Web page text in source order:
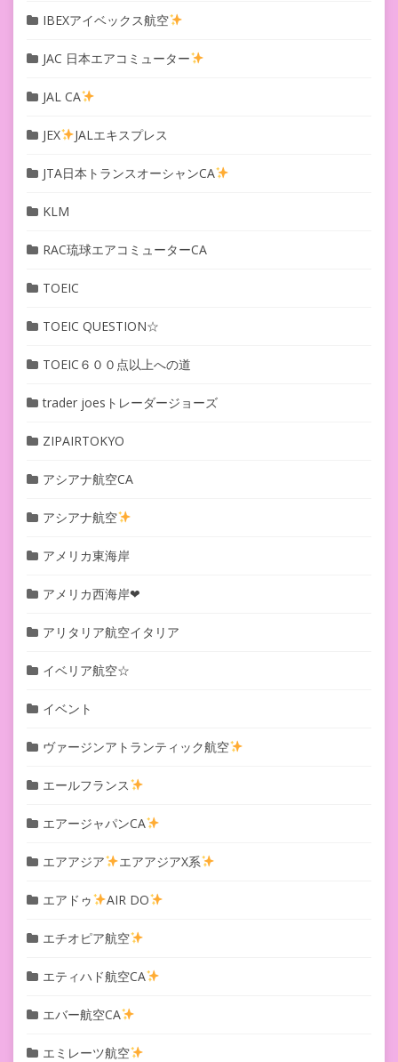
IBEXアイベックス航空
JAC 日本エアコミューター
JAL CA
JEX JALエキスプレス
JTA日本トランスオーシャンCA
KLM
RAC琉球エアコミューターCA
TOEIC
TOEIC QUESTION☆
TOEIC６００点以上への道
trader joesトレーダージョーズ
ZIPAIRTOKYO
アシアナ航空CA
アシアナ航空
アメリカ東海岸
アメリカ西海岸❤︎
アリタリア航空イタリア
イベリア航空☆
イベント
ヴァージンアトランティック航空
エールフランス
エアージャパンCA
エアアジア エアアジアX系
エアドゥ AIR DO
エチオピア航空
エティハド航空CA
エバー航空CA
エミレーツ航空